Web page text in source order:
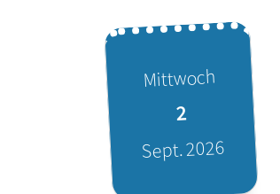
Mittwoch
2
Sept. 2026